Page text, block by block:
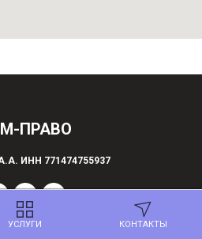
УСЛУГИ КОНТАКТЫ
ПРАВО
ИНН 771474755937